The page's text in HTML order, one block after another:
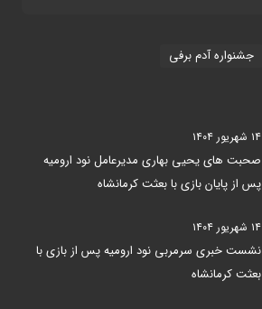
جشنواره آدم برفی
۱۴ شهریور ۱۴۰۴
صحبت های یحیی بهاری مدیرعامل نود ارومیه
پس از پایان بازی با بعثت کرمانشاه
۱۴ شهریور ۱۴۰۴
نشست خبری سرمربی نود ارومیه پس از بازی با
بعثت کرمانشاه